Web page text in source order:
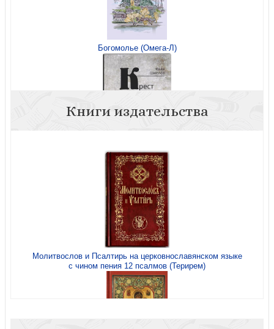
Богомолье (Омега-Л)
Крест
Пути небесные. (Омега-Л))
Книги издательства
Молитвослов и Псалтирь на церковнославянском языке
с чином пения 12 псалмов (Терирем)